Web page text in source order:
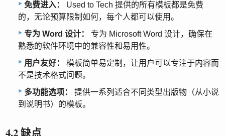
免费进入：
Used to Tech 提供的所有模板都是免费
的，无论预算限制如何，每个人都可以使用。
专为 Word 设计：
专为 Microsoft Word 设计，确保在
熟悉的软件环境中的兼容性和易用性。
用户友好：
模板简单易定制，让用户可以专注于内容而
不是技术格式问题。
多功能选项：
提供一系列适合不同类型出版物（从小说
到说明书）的模板。
4.2 缺点